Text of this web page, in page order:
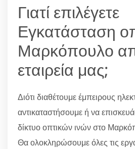
Γιατί επιλέγετε
Εγκατάσταση
Μαρκόπουλο
εταιρεία μας;
Διότι διαθέτουμε έμπειρους
αντικαταστήσουμε ή να
δίκτυο οπτικών ινών στο
Θα ολοκληρώσουμε όλες τις